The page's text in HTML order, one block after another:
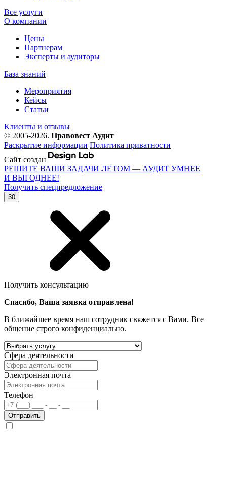
Все услуги
О компании
Цены
Партнерам
Эксперты и аудиторы
База знаний
Мероприятия
Кейсы
Статьи
Клиенты и отзывы
© 2005-2026. Правовест Аудит
Раскрытие информации Политика приватности
Сайт создан
РЕШИТЕ ВАШИ ЗАДАЧИ ЛЕТОМ — АУДИТ УМНЕЕ
И ВЫГОДНЕЕ!
Получить спецпредложение
30
Получить консультацию
Спасибо, Ваша заявка отправлена!
В ближайшее время наш сотрудник свяжется с Вами. Все
общение строго конфиденциально.
Сфера деятельности
Электронная почта
Телефон
Отправить